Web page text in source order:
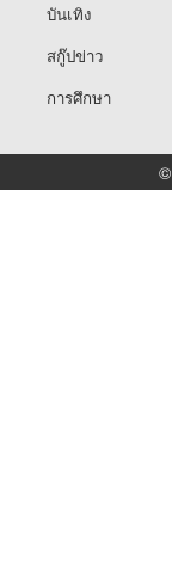
บันเทิง
สกู๊ปข่าว
การศึกษา